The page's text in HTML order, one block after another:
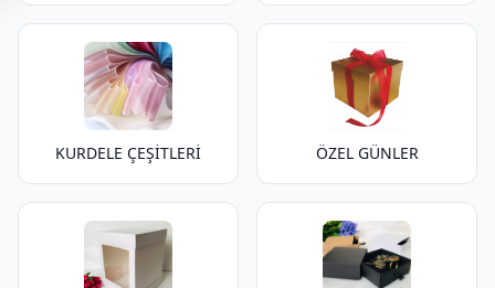
KURDELE ÇEŞİTLERİ ÖZEL GÜNLER